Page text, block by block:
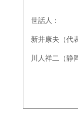
世話人：
新井康夫（代
川人祥二（静